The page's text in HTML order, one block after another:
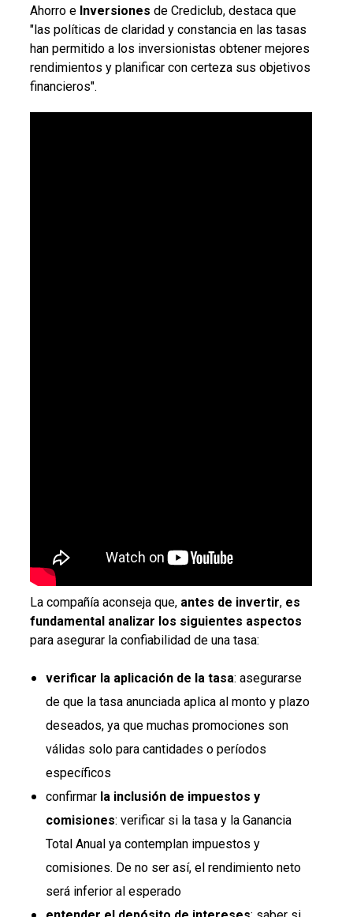
Ahorro e Inversiones de Crediclub, destaca que
"las políticas de claridad y constancia en las tasas
han permitido a los inversionistas obtener mejores
rendimientos y planificar con certeza sus objetivos
financieros".
La compañía aconseja que, antes de invertir, es
fundamental analizar los siguientes aspectos
para asegurar la confiabilidad de una tasa:
verificar la aplicación de la tasa: asegurarse
de que la tasa anunciada aplica al monto y plazo
deseados, ya que muchas promociones son
válidas solo para cantidades o períodos
específicos
confirmar la inclusión de impuestos y
comisiones: verificar si la tasa y la Ganancia
Total Anual ya contemplan impuestos y
comisiones. De no ser así, el rendimiento neto
será inferior al esperado